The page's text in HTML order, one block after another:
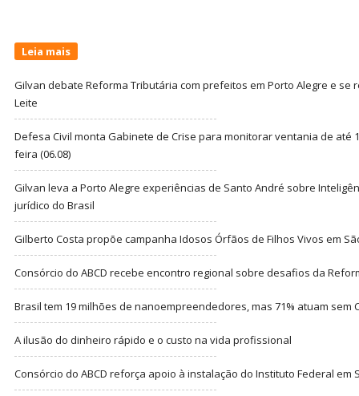
Leia mais
Gilvan debate Reforma Tributária com prefeitos em Porto Alegre e se
Leite
Defesa Civil monta Gabinete de Crise para monitorar ventania de até
feira (06.08)
Gilvan leva a Porto Alegre experiências de Santo André sobre
jurídico do Brasil
Gilberto Costa propõe campanha Idosos Órfãos de Filhos Vivos em
Consórcio do ABCD recebe encontro regional sobre desafios da
Brasil tem 19 milhões de nanoempreendedores, mas 71% atuam sem
A ilusão do dinheiro rápido e o custo na vida profissional
Consórcio do ABCD reforça apoio à instalação do Instituto Federal em